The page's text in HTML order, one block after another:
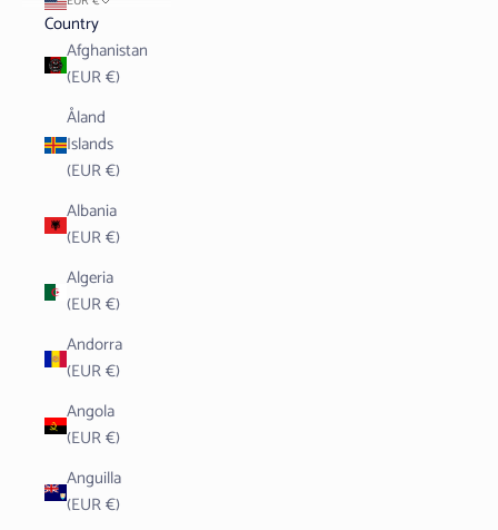
Country
Afghanistan
(EUR €)
Åland
Islands
(EUR €)
Albania
(EUR €)
Algeria
(EUR €)
Andorra
(EUR €)
Angola
(EUR €)
Anguilla
(EUR €)